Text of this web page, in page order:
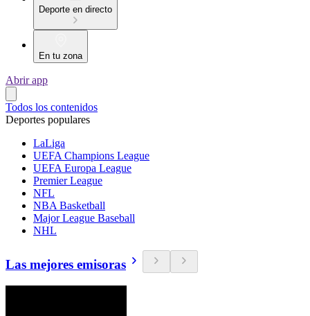
Deporte en directo
En tu zona
Abrir app
Todos los contenidos
Deportes populares
LaLiga
UEFA Champions League
UEFA Europa League
Premier League
NFL
NBA Basketball
Major League Baseball
NHL
Las mejores emisoras